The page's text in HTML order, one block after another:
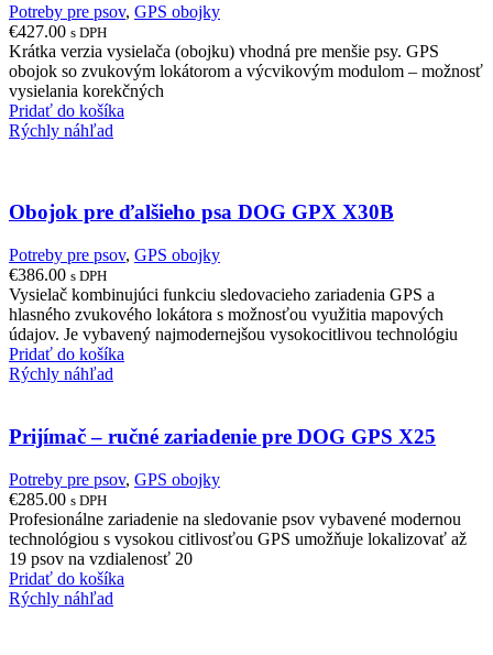
Potreby pre psov, GPS obojky
€427.00 s DPH
Krátka verzia vysielača (obojku) vhodná pre menšie psy. GPS
obojok so zvukovým lokátorom a výcvikovým modulom – možnosť
vysielania korekčných
Pridať do košíka
Rýchly náhľad
Obojok pre ďalšieho psa DOG GPX X30B
Potreby pre psov, GPS obojky
€386.00 s DPH
Vysielač kombinujúci funkciu sledovacieho zariadenia GPS a
hlasného zvukového lokátora s možnosťou využitia mapových
údajov. Je vybavený najmodernejšou vysokocitlivou technológiu
Pridať do košíka
Rýchly náhľad
Prijímač – ručné zariadenie pre DOG GPS X25
Potreby pre psov, GPS obojky
€285.00 s DPH
Profesionálne zariadenie na sledovanie psov vybavené modernou
technológiou s vysokou citlivosťou GPS umožňuje lokalizovať až
19 psov na vzdialenosť 20
Pridať do košíka
Rýchly náhľad